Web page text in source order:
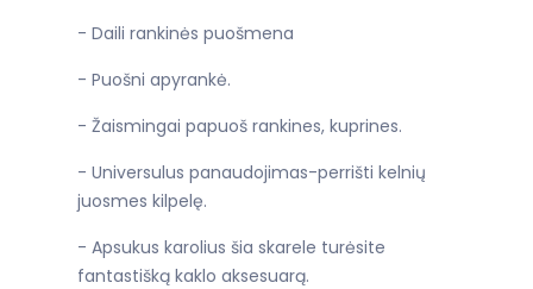
- Daili rankinės puošmena
- Puošni apyrankė.
- Žaismingai papuoš rankines, kuprines.
- Universulus panaudojimas-perrišti kelnių
juosmes kilpelę.
- Apsukus karolius šia skarele turėsite
fantastišką kaklo aksesuarą.